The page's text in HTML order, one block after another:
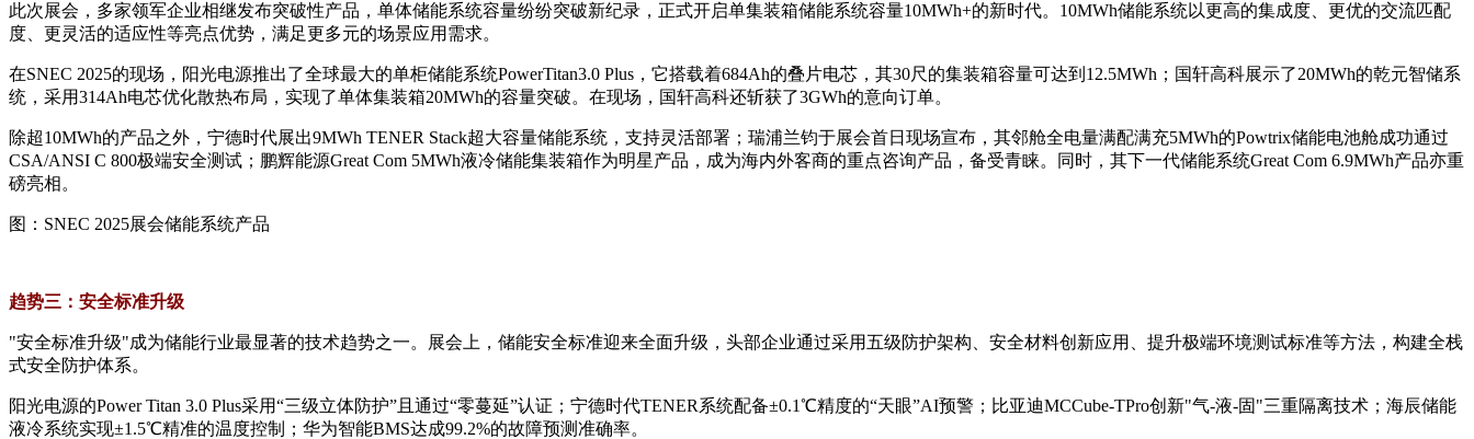
此次展会，多家领军企业相继发布突破性产品，单体储能系统容量纷纷突破新纪录，正式开启单集装箱储能系统容量10MWh+的新时代。10MWh储能系统以更高的集成度、更优的交流匹配
度、更灵活的适应性等亮点优势，满足更多元的场景应用需求。
在SNEC 2025的现场，阳光电源推出了全球最大的单柜储能系统PowerTitan3.0 Plus，它搭载着684Ah的叠片电芯，其30尺的集装箱容量可达到12.5MWh；国轩高科展示了20MWh的乾元智储系
统，采用314Ah电芯优化散热布局，实现了单体集装箱20MWh的容量突破。在现场，国轩高科还斩获了3GWh的意向订单。
除超10MWh的产品之外，宁德时代展出9MWh TENER Stack超大容量储能系统，支持灵活部署；瑞浦兰钧于展会首日现场宣布，其邻舱全电量满配满充5MWh的Powtrix储能电池舱成功通过
CSA/ANSI C 800极端安全测试；鹏辉能源Great Com 5MWh液冷储能集装箱作为明星产品，成为海内外客商的重点咨询产品，备受青睐。同时，其下一代储能系统Great Com 6.9MWh产品亦重
磅亮相。
图：SNEC 2025展会储能系统产品
趋势三：安全标准升级
"安全标准升级"成为储能行业最显著的技术趋势之一。展会上，储能安全标准迎来全面升级，头部企业通过采用五级防护架构、安全材料创新应用、提升极端环境测试标准等方法，构建全栈
式安全防护体系。
阳光电源的Power Titan 3.0 Plus采用“三级立体防护”且通过“零蔓延”认证；宁德时代TENER系统配备±0.1℃精度的“天眼”AI预警；比亚迪MCCube-TPro创新"气-液-固"三重隔离技术；海辰储能
液冷系统实现±1.5℃精准的温度控制；华为智能BMS达成99.2%的故障预测准确率。